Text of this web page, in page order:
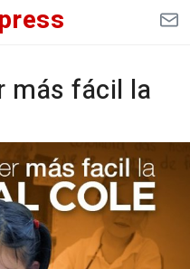
press
más fácil la